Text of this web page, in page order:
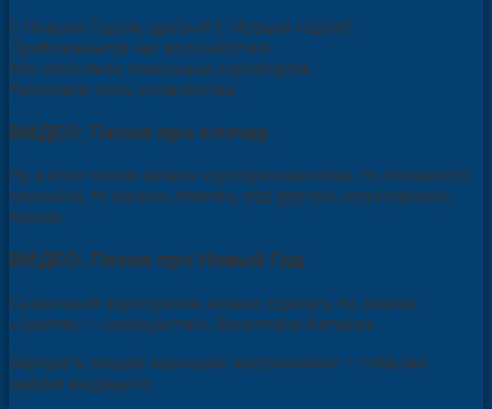
С Новым Годом, друзья! С Новым годом!
Приближается час волшебства!
Мы веселым, смешным хороводом,
Начинаем ночь колдовства.
ВИДЕО: Песня про елочку
Ну а если такое начало корпоратива кому-то покажется
скучным, то можно плясать под другую новогоднюю
песню.
ВИДЕО: Песня про Новый Год
Сказочный корпоратив можно сделать по сказке
«Цветик — семицветик» Валентина Катаева.
Зарядить людей хорошим настроением — главная
задача ведущего